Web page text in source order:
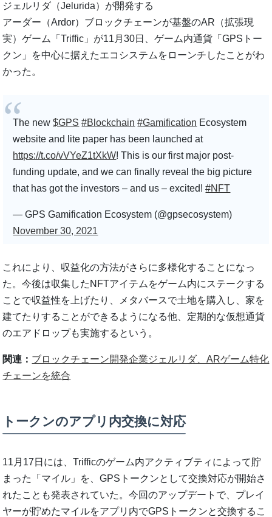
ジェルリダ（Jelurida）が開発する
アーダー（Ardor）ブロックチェーンが基盤のAR（拡張現
実）ゲーム「Triffic」が11月30日、ゲーム内通貨「GPSトー
クン」を中心に据えたエコシステムをローンチしたことがわ
かった。
The new$GPS #Blockchain #Gamification Ecosystem
website and lite paper has been launched at
https://t.co/vVYeZ1tXkW! This is our first major post-
funding update, and we can finally reveal the big picture
that has got the investors – and us – excited!#NFT
— GPS Gamification Ecosystem (@gpsecosystem)
November 30, 2021
これにより、収益化の方法がさらに多様化することになっ
た。今後は収集したNFTアイテムをゲーム内にステークする
ことで収益性を上げたり、メタバースで土地を購入し、家を
建てたりすることができるようになる他、定期的な仮想通貨
のエアドロップも実施するという。
関連： ブロックチェーン開発企業ジェルリダ、ARゲーム特化
チェーンを統合
トークンのアプリ内交換に対応
11月17日には、Trifficのゲーム内アクティブティによって貯
まった「マイル」を、GPSトークンとして交換対応が開始さ
れたことも発表されていた。今回のアップデートで、プレイ
ヤーが貯めたマイルをアプリ内でGPSトークンと交換するこ